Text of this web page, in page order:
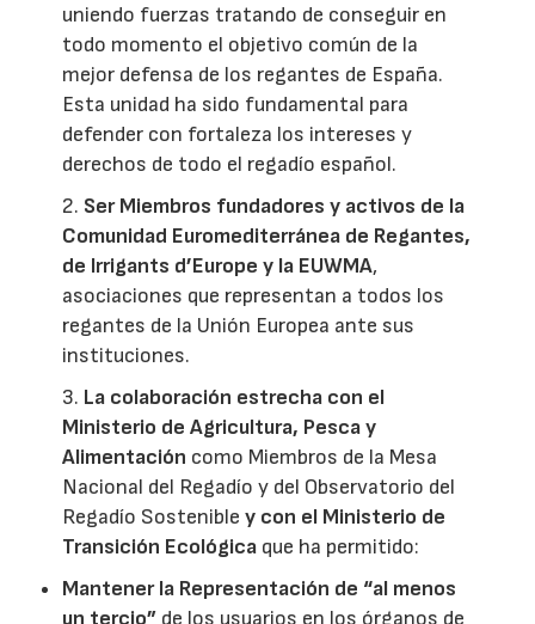
uniendo fuerzas tratando de conseguir en
todo momento el objetivo común de la
mejor defensa de los regantes de España.
Esta unidad ha sido fundamental para
defender con fortaleza los intereses y
derechos de todo el regadío español.
2. Ser Miembros fundadores y activos de la
Comunidad Euromediterránea de Regantes,
de Irrigants d’Europe y la EUWMA,
asociaciones que representan a todos los
regantes de la Unión Europea ante sus
instituciones.
3. La colaboración estrecha con el
Ministerio de Agricultura, Pesca y
Alimentación como Miembros de la Mesa
Nacional del Regadío y del Observatorio del
Regadío Sostenibley con el Ministerio de
Transición Ecológica que ha permitido:
Mantener la Representación de “al menos
un tercio” de los usuarios en los órganos de